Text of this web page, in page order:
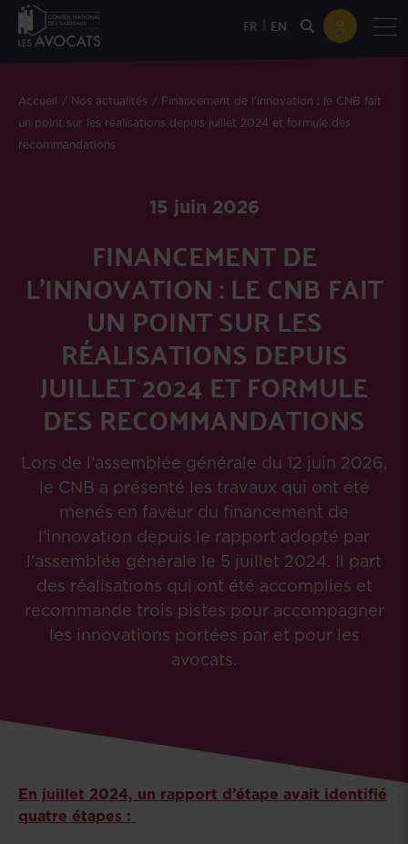
FR EN
Accueil Nos actualités
Financement de l’innovation : le CNB fait
un point sur les réalisations depuis juillet 2024 et formule des
recommandations
15 juin 2026
FINANCEMENT DE
L’INNOVATION : LE CNB FAIT
UN POINT SUR LES
RÉALISATIONS DEPUIS
JUILLET 2024 ET FORMULE
DES RECOMMANDATIONS
Lors de l’assemblée générale du 12 juin 2026,
le CNB a présenté les travaux qui ont été
menés en faveur du financement de
l’innovation depuis le rapport adopté par
l’assemblée générale le 5 juillet 2024. Il part
des réalisations qui ont été accomplies et
recommande trois pistes pour accompagner
les innovations portées par et pour les
avocats.
En juillet 2024, un rapport d’étape avait identifié
quatre étapes :